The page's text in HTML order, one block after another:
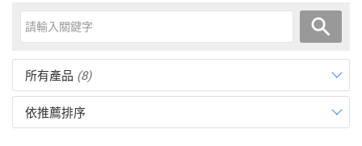
所有產品 (8)
依推薦排序